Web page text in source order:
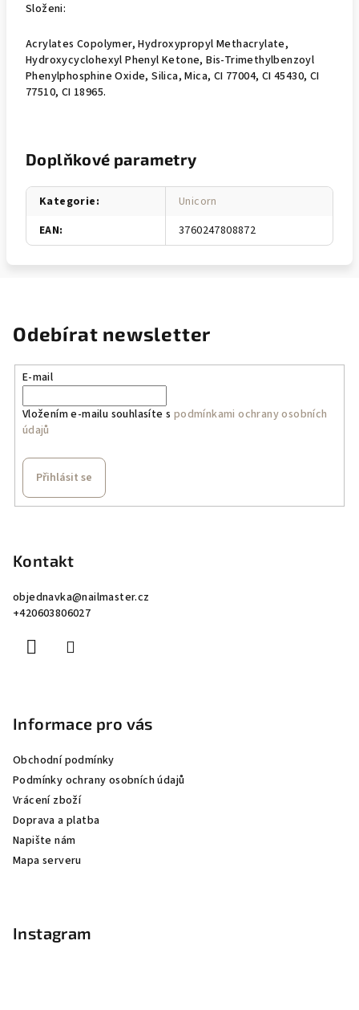
Složeni:
Acrylates Copolymer, Hydroxypropyl Methacrylate,
Hydroxycyclohexyl Phenyl Ketone, Bis-Trimethylbenzoyl
Phenylphosphine Oxide, Silica, Mica, CI 77004, CI 45430, CI
77510, CI 18965.
Doplňkové parametry
Kategorie:
Unicorn
EAN: 3760247808872
Odebírat newsletter
E-mail
Vložením e-mailu souhlasíte s podmínkami ochrany osobních
údajů
Přihlásit se
Kontakt
objednavka@nailmaster.cz
+420603806027
Informace pro vás
Obchodní podmínky
Podmínky ochrany osobních údajů
Vrácení zboží
Doprava a platba
Napište nám
Mapa serveru
Instagram